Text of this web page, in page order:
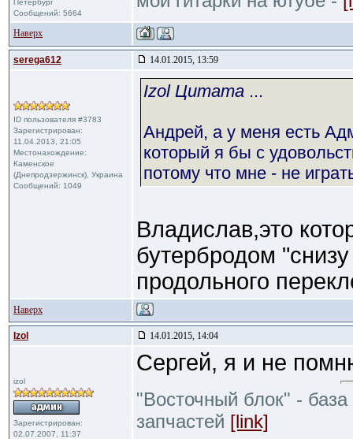
Петербург
Сообщений: 5664
Наверх
serega612 14.01.2015, 13:59
ID пользователя #3783
Зарегистрирован:
11.04.2013, 21:05
Местонахождение:
Каменское
(Днепродзержинск), Украина
Сообщений: 1049
Izol Цитата ...
Андрей, а у меня есть
который я бы с
потому что мне - не
Владислав,это
бутербродом
продольного
Наверх
Izol 14.01.2015, 14:04
izol
Зарегистрирован:
02.07.2007, 11:37
Сергей, я и не
"Восточный блок" -
запчастей [link]